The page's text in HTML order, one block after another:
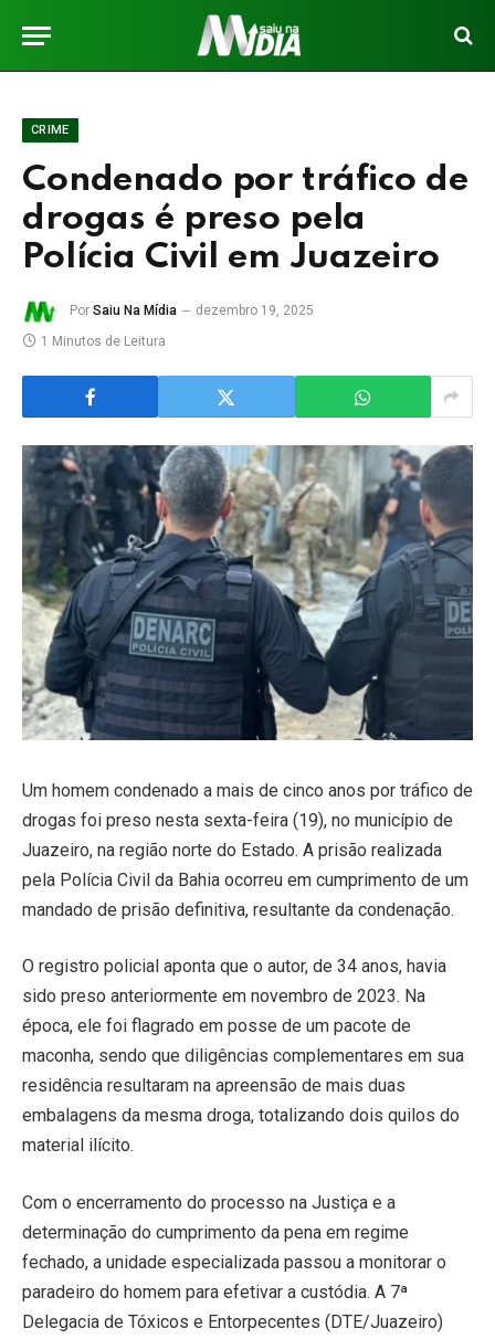
CRIME
Condenado por tráfico de
drogas é preso pela
Polícia Civil em Juazeiro
Por Saiu Na Mídia
dezembro 19, 2025
1 Minutos de Leitura
Um homem condenado a mais de cinco anos por tráfico de
drogas foi preso nesta sexta-feira (19), no município de
Juazeiro, na região norte do Estado. A prisão realizada
pela Polícia Civil da Bahia ocorreu em cumprimento de um
mandado de prisão definitiva, resultante da condenação.
O registro policial aponta que o autor, de 34 anos, havia
sido preso anteriormente em novembro de 2023. Na
época, ele foi flagrado em posse de um pacote de
maconha, sendo que diligências complementares em sua
residência resultaram na apreensão de mais duas
embalagens da mesma droga, totalizando dois quilos do
material ilícito.
Com o encerramento do processo na Justiça e a
determinação do cumprimento da pena em regime
fechado, a unidade especializada passou a monitorar o
paradeiro do homem para efetivar a custódia. A 7ª
Delegacia de Tóxicos e Entorpecentes (DTE/Juazeiro)